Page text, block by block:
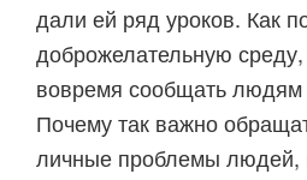
дали ей ряд уроков. Как
доброжелательную
вовремя сообщать людям
Почему так важно
личные проблемы людей,